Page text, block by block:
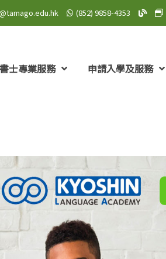
(852) 9858-4353
士專業服務 申請入學及服務